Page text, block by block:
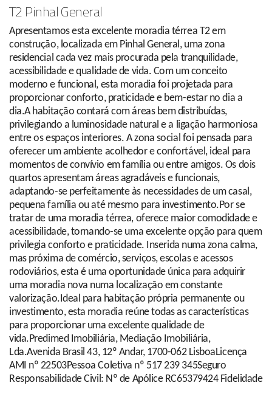
T2 Pinhal General
Apresentamos esta excelente moradia térrea T2 em
construção, localizada em Pinhal General, uma zona
residencial cada vez mais procurada pela tranquilidade,
acessibilidade e qualidade de vida. Com um conceito
moderno e funcional, esta moradia foi projetada para
proporcionar conforto, praticidade e bem-estar no dia a
dia.A habitação contará com áreas bem distribuídas,
privilegiando a luminosidade natural e a ligação harmoniosa
entre os espaços interiores. A zona social foi pensada para
oferecer um ambiente acolhedor e confortável, ideal para
momentos de convívio em família ou entre amigos. Os dois
quartos apresentam áreas agradáveis e funcionais,
adaptando-se perfeitamente às necessidades de um casal,
pequena família ou até mesmo para investimento.Por se
tratar de uma moradia térrea, oferece maior comodidade e
acessibilidade, tornando-se uma excelente opção para quem
privilegia conforto e praticidade. Inserida numa zona calma,
mas próxima de comércio, serviços, escolas e acessos
rodoviários, esta é uma oportunidade única para adquirir
uma moradia nova numa localização em constante
valorização.Ideal para habitação própria permanente ou
investimento, esta moradia reúne todas as características
para proporcionar uma excelente qualidade de
vida.Predimed Imobiliária, Mediação Imobiliária,
Lda.Avenida Brasil 43, 12º Andar, 1700-062 LisboaLicença
AMI nº 22503Pessoa Coletiva nº 517 239 345Seguro
Responsabilidade Civil: Nº de Apólice RC65379424 Fidelidade